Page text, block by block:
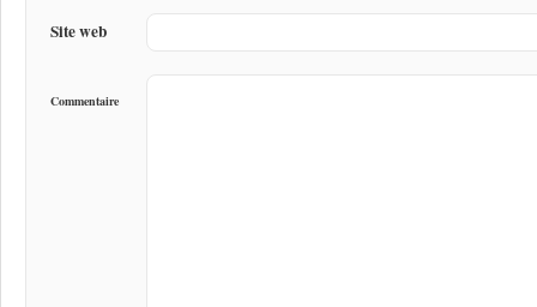
Site web
Commentaire